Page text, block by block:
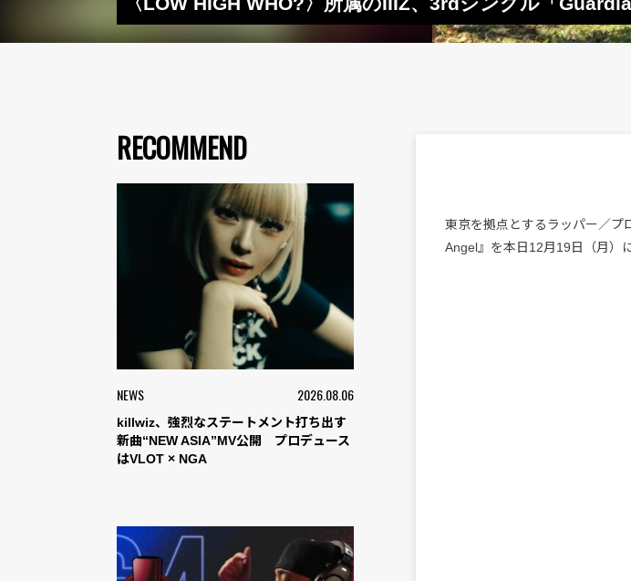
RECOMMEND
NEWS 2026.08.06
killwiz、強烈なステートメント打ち出す
新曲“NEW ASIA”MV公開 プロデュース
はVLOT × NGA
東京を拠点とするラッパー／プ
Angel』を本日12月19日（月）